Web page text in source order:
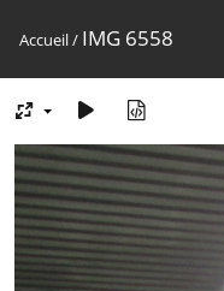
Accueil/ IMG 6558